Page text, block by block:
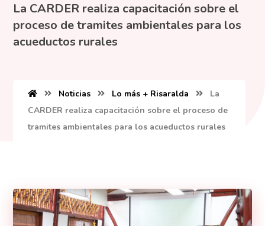
La CARDER realiza capacitación sobre el
proceso de tramites ambientales para los
acueductos rurales
Noticias Lo más + Risaralda
La
CARDER realiza capacitación sobre el proceso de
tramites ambientales para los acueductos rurales